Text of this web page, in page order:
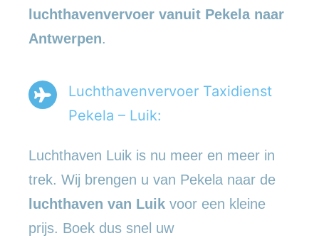
luchthavenvervoer vanuit Pekela naar
Antwerpen.
Luchthavenvervoer Taxidienst
Pekela – Luik:
Luchthaven Luik is nu meer en meer in
trek. Wij brengen u van Pekela naar de
luchthaven van Luik voor een kleine
prijs. Boek dus snel uw